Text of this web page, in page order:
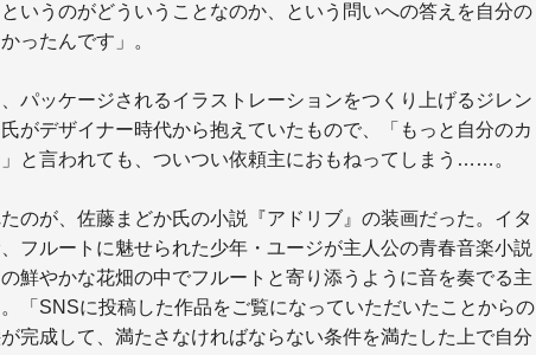
いうのがどういうことなのか、という問いへの答えを自分の
ったんです」。
パッケージされるイラストレーションをつくり上げるジレン
がデザイナー時代から抱えていたもので、「もっと自分のカ
と言われても、ついつい依頼主におもねってしまう……。
のが、佐藤まどか氏の小説『アドリブ』の装画だった。イタ
フルートに魅せられた少年・ユージが主人公の青春音楽小説
鮮やかな花畑の中でフルートと寄り添うように音を奏でる主
「SNSに投稿した作品をご覧になっていただいたことからの
完成して、満たさなければならない条件を満たした上で自分